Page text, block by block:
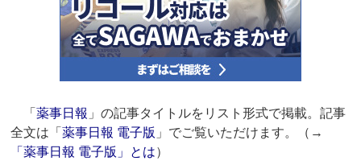
「薬事日報 」の記事タイトルをリスト形式で掲載。記事
全文は「薬事日報 電子版 」でご覧いただけます。（→
「薬事日報 電子版」とは）